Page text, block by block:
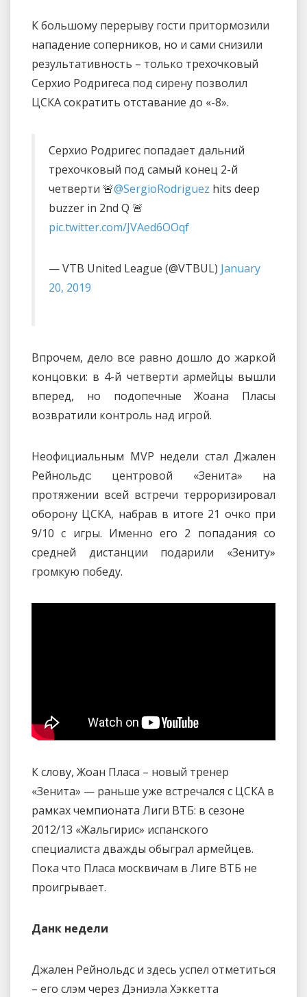
К большому перерыву гости притормозили
нападение соперников, но и сами снизили
результативность – только трехочковый
Серхио Родригеса под сирену позволил
ЦСКА сократить отставание до «-8».
Серхио Родригес попадает дальний
трехочковый под самый конец 2-й
четверти 🚨@SergioRodriguez hits deep
buzzer in 2nd Q 🚨
pic.twitter.com/JVAed6OOqf
— VTB United League (@VTBUL) January
20, 2019
Впрочем, дело все равно дошло до жаркой
концовки: в 4-й четверти армейцы вышли
вперед, но подопечные Жоана Пласы
возвратили контроль над игрой.
Неофициальным MVP недели стал Джален
Рейнольдс: центровой «Зенита» на
протяжении всей встречи терроризировал
оборону ЦСКА, набрав в итоге 21 очко при
9/10 с игры. Именно его 2 попадания со
средней дистанции подарили «Зениту»
громкую победу.
К слову, Жоан Пласа – новый тренер
«Зенита» — раньше уже встречался с ЦСКА в
рамках чемпионата Лиги ВТБ: в сезоне
2012/13 «Жальгирис» испанского
специалиста дважды обыграл армейцев.
Пока что Пласа москвичам в Лиге ВТБ не
проигрывает.
Данк недели
Джален Рейнольдс и здесь успел отметиться
– его слэм через Дэниэла Хэккетта